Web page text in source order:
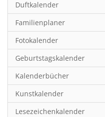
Film
Fotokunst
Frauen
Fußball
Gaming
Geburtstagskalender
Duftkalender
Familienplaner
Fotokalender
Geburtstagskalender
Kalenderbücher
Kunstkalender
Lesezeichenkalender